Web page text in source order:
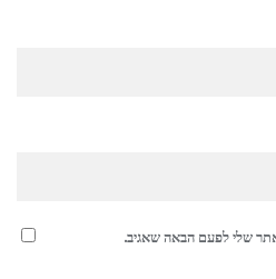
שלי לפעם הבאה שאגיב.